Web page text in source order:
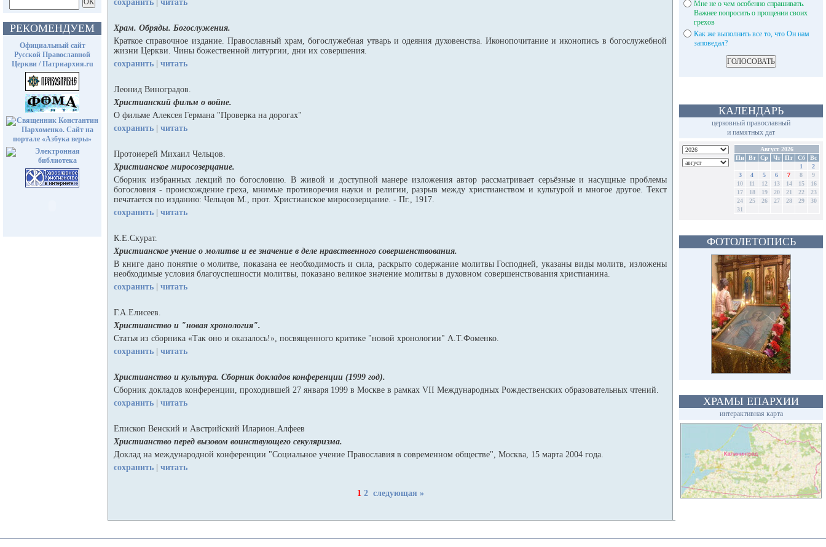
РЕКОМЕНДУЕМ
Официальный сайт
Русской Православной
Церкви / Патриархия.ru
сохранить
читать
Храм. Обряды. Богослужения.
Краткое справочное издание. Православный храм, богослужебная утварь и одеяния духовенства. Иконопочитание и иконопись в богослужебной
жизни Церкви. Чины божественной литургии, дни их совершения.
сохранить
читать
Леонид Виноградов.
Христианский фильм о войне.
О фильме Алексея Германа "Проверка на дорогах"
сохранить
читать
Протоиерей Михаил Чельцов.
Христианское миросозерцание.
Сборник избранных лекций по богословию. В живой и доступной манере изложения автор рассматривает серьёзные и насущные проблемы
богословия - происхождение греха, мнимые противоречия науки и религии, разрыв между христианством и культурой и многое другое. Текст
печатается по изданию: Чельцов М., прот. Христианское миросозерцание. - Пг., 1917.
сохранить
читать
К.Е.Скурат.
Христианское учение о молитве и ее значение в деле нравственного совершенствования.
В книге дано понятие о молитве, показана ее необходимость и сила, раскрыто содержание молитвы Господней, указаны виды молитв, изложены
необходимые условия благоуспешности молитвы, показано великое значение молитвы в духовном совершенствования христианина.
сохранить
читать
Г.А.Елисеев.
Христианство и "новая хронология".
Статья из сборника «Так оно и оказалось!», посвященного критике "новой хронологии" А.Т.Фоменко.
сохранить
читать
Христианство и культура. Сборник докладов конференции (1999 год).
Сборник докладов конференции, проходившей 27 января 1999 в Москве в рамках VII Международных Рождественских образовательных чтений.
сохранить
читать
Епископ Венский и Австрийский Иларион.Алфеев
Христианство перед вызовом воинствующего секуляризма.
Доклад на международной конференции "Социальное учение Православия в современном обществе", Москва, 15 марта 2004 года.
сохранить
читать
1 2 следующая »
Мне не о чем особенно спрашивать.
Важнее попросить о прощении своих
грехов
Как же выполнить все то, что Он нам
заповедал?
КАЛЕНДАРЬ
церковный православный
и памятных дат
Август 2026
Пн
Вт Ср Чт Пт Сб
Вс
1
2
3
4 5 6 7 8
9
10
11 12 13 14 15
16
17
18 19 20 21 22
23
24
25 26 27 28 29
30
31
ФОТОЛЕТОПИСЬ
ХРАМЫ ЕПАРХИИ
интерактивная карта